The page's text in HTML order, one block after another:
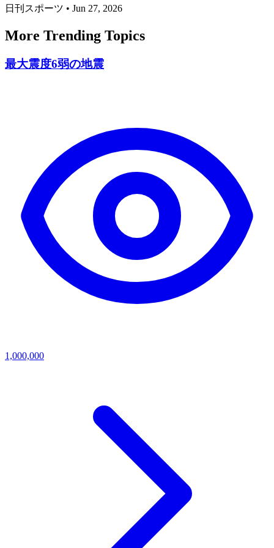
日刊スポーツ • Jun 27, 2026
More Trending Topics
最大震度6弱の地震
1,000,000